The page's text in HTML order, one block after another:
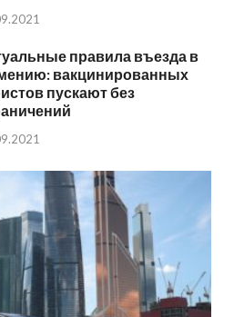
правила въезда в
вакцинированных
пускают без